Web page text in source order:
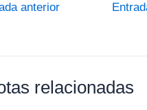
anterior
relacionadas